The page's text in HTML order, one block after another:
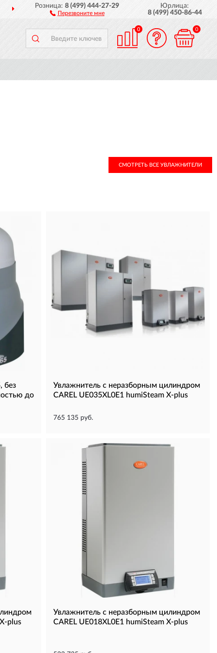
ДОСТАВИМ ПО ВСЕЙ РОССИИ
Розница:8 (499) 444-27-29
Перезвоните мне
Юрлица:
8 (499) 450-86-44
0 0
СМОТРЕТЬ ВСЕ УВЛАЖНИТЕЛИ
без
до
Увлажнитель с неразборным цилиндром
CAREL UE035XL0E1 humiSteam X-plus
765 135 руб.
plus
Увлажнитель с неразборным цилиндром
CAREL UE018XL0E1 humiSteam X-plus